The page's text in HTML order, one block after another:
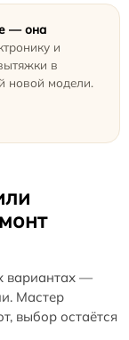
— она
и
в
новой модели.
вариантах —
Мастер
выбор остаётся